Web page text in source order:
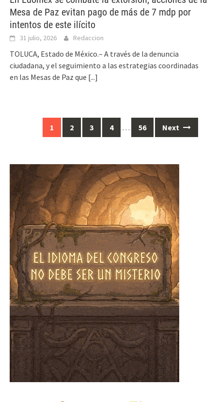
Mesa de Paz evitan pago de más de 7 mdp por
intentos de este ilícito
31 julio, 2026 Redaccion
TOLUCA, Estado de México.– A través de la denuncia
ciudadana, y el seguimiento a las estrategias coordinadas
en las Mesas de Paz que [...]
navigation
1 2 3 4 … 56 Next